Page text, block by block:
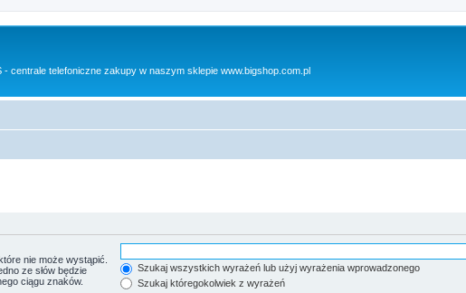
- centrale telefoniczne zakupy w naszym sklepie www.bigshop.com.pl
nie może wystąpić.
ze słów będzie
ciągu znaków.
Szukaj wszystkich wyrażeń lub użyj wyrażenia wprowadzonego
Szukaj któregokolwiek z wyrażeń